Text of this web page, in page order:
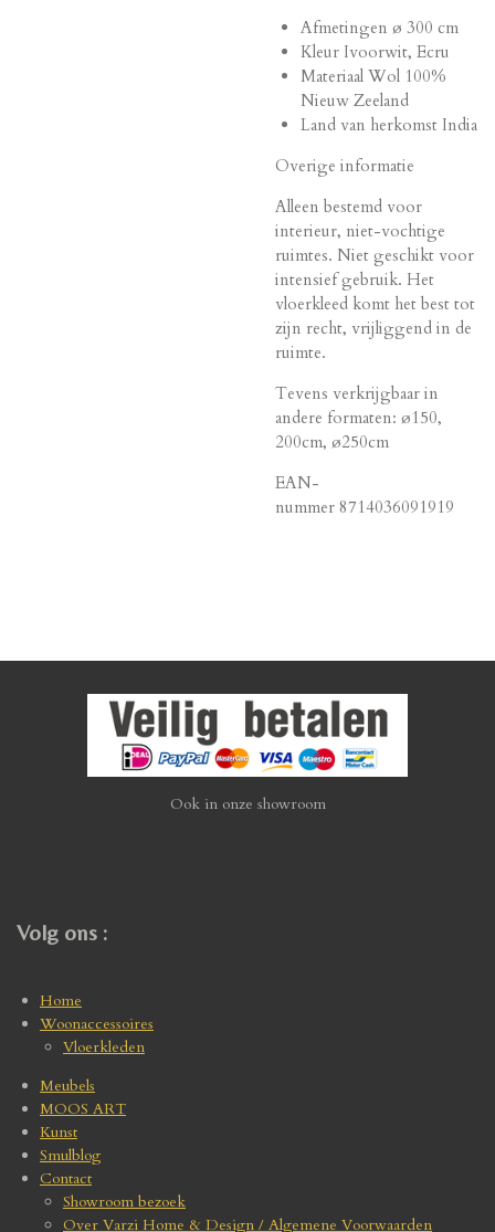
Afmetingen ø 300 cm
Kleur Ivoorwit, Ecru
Materiaal Wol 100%
Nieuw Zeeland
Land van herkomst India
Overige informatie
Alleen bestemd voor
interieur, niet-vochtige
ruimtes. Niet geschikt voor
intensief gebruik. Het
vloerkleed komt het best tot
zijn recht, vrijliggend in de
ruimte.
Tevens verkrijgbaar in
andere formaten: ø150,
200cm, ø250cm
EAN-
nummer 8714036091919
Ook in onze showroom
Volg ons :
Home
Woonaccessoires
Vloerkleden
Meubels
MOOS ART
Kunst
Smulblog
Contact
Showroom bezoek
Over Varzi Home & Design / Algemene Voorwaarden